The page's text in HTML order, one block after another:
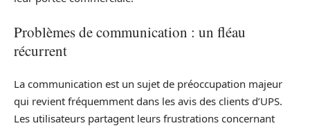
Problèmes de communication : un fléau
récurrent
La communication est un sujet de préoccupation majeur
qui revient fréquemment dans les avis des clients d’UPS.
Les utilisateurs partagent leurs frustrations concernant